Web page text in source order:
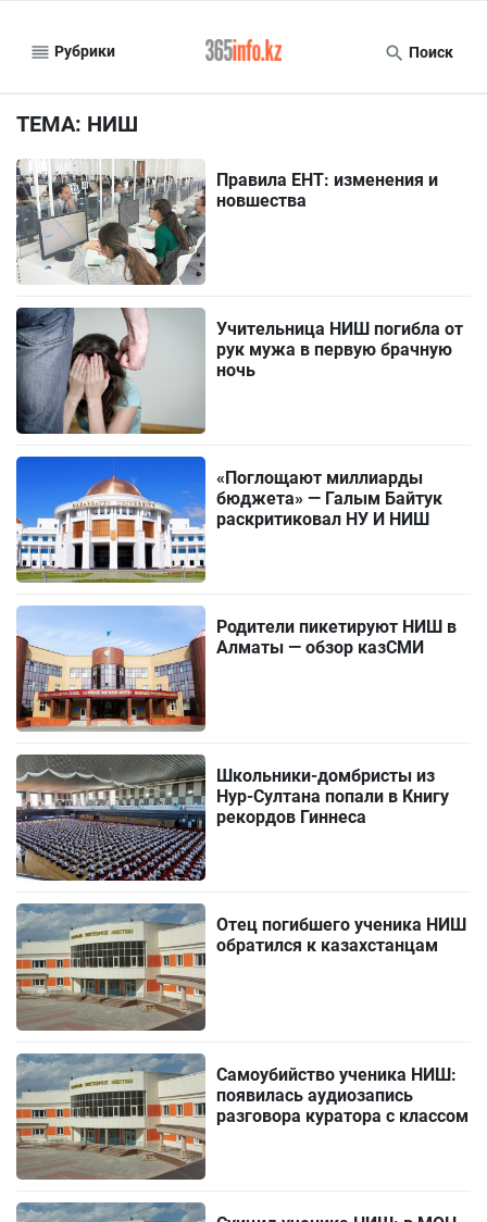
Рубрики Поиск
ТЕМА: НИШ
Правила ЕНТ: изменения и
новшества
Учительница НИШ погибла от
рук мужа в первую брачную
ночь
«Поглощают миллиарды
бюджета» — Галым Байтук
раскритиковал НУ И НИШ
Родители пикетируют НИШ в
Алматы — обзор казСМИ
Школьники-домбристы из
Нур-Султана попали в Книгу
рекордов Гиннеса
Отец погибшего ученика НИШ
обратился к казахстанцам
Самоубийство ученика НИШ:
появилась аудиозапись
разговора куратора с классом